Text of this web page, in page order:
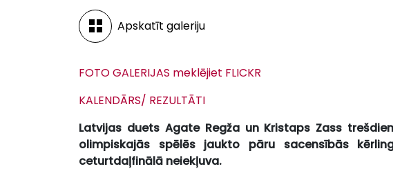
Apskatīt galeriju
FOTO GALERIJAS meklējiet FLICKR
KALENDĀRS/ REZULTĀTI
Latvijas duets Agate Regža un Kristaps Zass
olimpiskajās spēlēs jaukto pāru sacensībās
ceturtdaļfinālā neiekļuva.